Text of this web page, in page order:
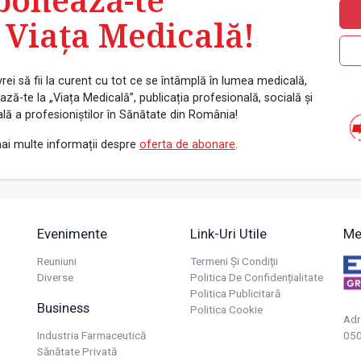
Medicală!
să fii la curent cu tot ce se întâmplă în lumea medicală,
te la „Viața Medicală”, publicația profesională, socială și
a profesioniștilor în Sănătate din România!
multe informații despre oferta de abonare.
Evenimente
Reuniuni
Diverse
Business
Industria Farmaceutică
Sănătate Privată
Link-Uri Utile
Termeni Și Condiții
Politica De Confidențialitate
Politica Publicitară
Politica Cookie